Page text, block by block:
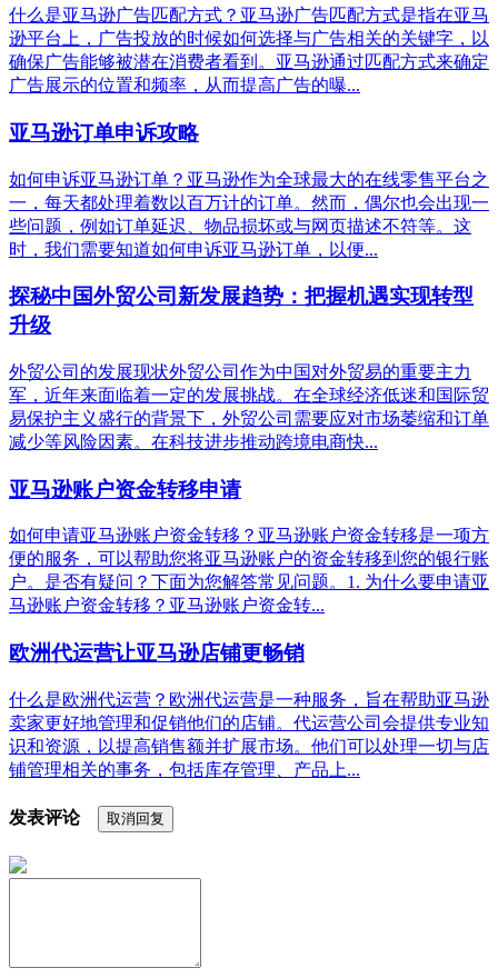
什么是亚马逊广告匹配方式？亚马逊广告匹配方式是指在亚马
逊平台上，广告投放的时候如何选择与广告相关的关键字，以
确保广告能够被潜在消费者看到。亚马逊通过匹配方式来确定
广告展示的位置和频率，从而提高广告的曝...
亚马逊订单申诉攻略
如何申诉亚马逊订单？亚马逊作为全球最大的在线零售平台之
一，每天都处理着数以百万计的订单。然而，偶尔也会出现一
些问题，例如订单延迟、物品损坏或与网页描述不符等。这
时，我们需要知道如何申诉亚马逊订单，以便...
探秘中国外贸公司新发展趋势：把握机遇实现转型
升级
外贸公司的发展现状外贸公司作为中国对外贸易的重要主力
军，近年来面临着一定的发展挑战。在全球经济低迷和国际贸
易保护主义盛行的背景下，外贸公司需要应对市场萎缩和订单
减少等风险因素。在科技进步推动跨境电商快...
亚马逊账户资金转移申请
如何申请亚马逊账户资金转移？亚马逊账户资金转移是一项方
便的服务，可以帮助您将亚马逊账户的资金转移到您的银行账
户。是否有疑问？下面为您解答常见问题。1. 为什么要申请亚
马逊账户资金转移？亚马逊账户资金转...
欧洲代运营让亚马逊店铺更畅销
什么是欧洲代运营？欧洲代运营是一种服务，旨在帮助亚马逊
卖家更好地管理和促销他们的店铺。代运营公司会提供专业知
识和资源，以提高销售额并扩展市场。他们可以处理一切与店
铺管理相关的事务，包括库存管理、产品上...
发表评论 取消回复